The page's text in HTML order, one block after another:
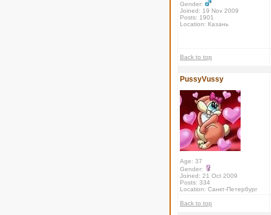
Gender:
Joined: 19 Nov 2009
Posts: 1901
Location: Казань
Back to top
PussyVussy
Age: 37
Gender:
Joined: 21 Oct 2009
Posts: 334
Location: Санкт-Петербург
Back to top